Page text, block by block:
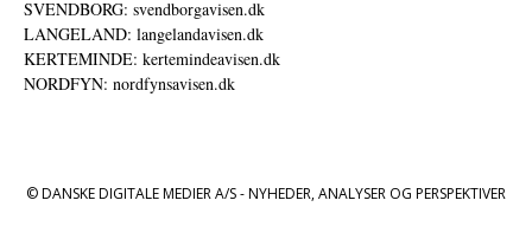
SVENDBORG: svendborgavisen.dk
LANGELAND: langelandavisen.dk
KERTEMINDE: kertemindeavisen.dk
NORDFYN: nordfynsavisen.dk
© DANSKE DIGITALE MEDIER A/S - NYHEDER, ANALYSER OG PERSPEKTIVER